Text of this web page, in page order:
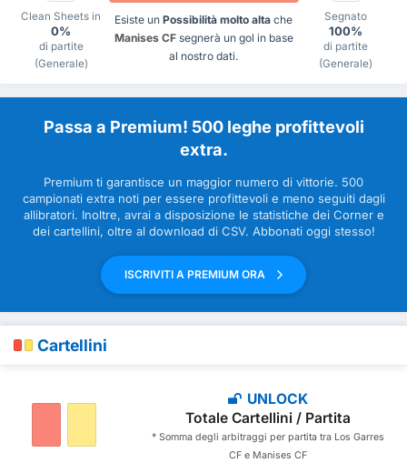
Clean Sheets in
0%
di partite
(Generale)
Esiste un Possibilità molto alta che
Manises CFsegnerà un gol in base
al nostro dati.
Segnato
100%
di partite
(Generale)
Passa a Premium! 500 leghe profittevoli
extra.
Premium ti garantisce un maggior numero di vittorie. 500
campionati extra noti per essere profittevoli e meno seguiti dagli
allibratori. Inoltre, avrai a disposizione le statistiche dei Corner e
dei cartellini, oltre al download di CSV. Abbonati oggi stesso!
ISCRIVITI A PREMIUM ORA
Cartellini
UNLOCK
Totale Cartellini / Partita
* Somma degli arbitraggi per partita tra Los Garres
CF e Manises CF